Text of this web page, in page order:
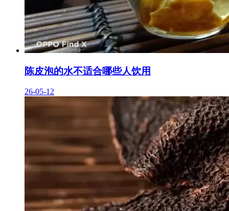
陈皮泡的水不适合哪些人饮用
26-05-12